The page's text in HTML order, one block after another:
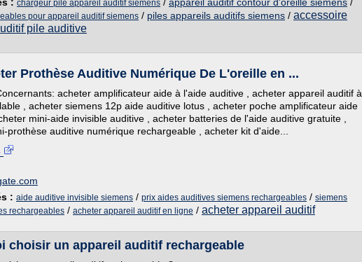
chargeur pile appareil auditif siemens
pour appareil auditif siemens / piles appareils auditifs siemens / accessoire
pile auditive
Prothèse Auditive Numérique De L'oreille en ...
acheter amplificateur aide à l'aide auditive , acheter appareil auditif à
, acheter siemens 12p aide auditive lotus , acheter poche amplificateur aide
mini-aide invisible auditive , acheter batteries de l'aide auditive gratuite ,
prothèse auditive numérique rechargeable , acheter kit d'aide...
: aide auditive invisible siemens / prix aides auditives siemens rechargeables / siemens
rechargeables / acheter appareil auditif en ligne / acheter appareil auditif
choisir un appareil auditif rechargeable